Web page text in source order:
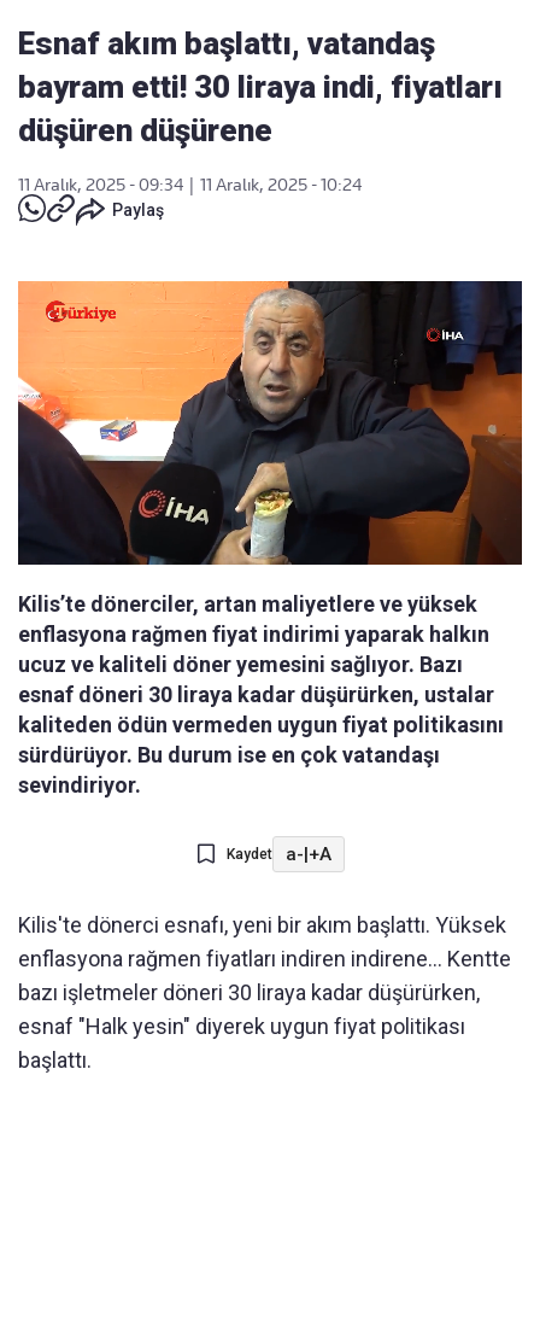
Esnaf akım başlattı, vatandaş
bayram etti! 30 liraya indi, fiyatları
düşüren düşürene
11 Aralık, 2025 - 09:34
11 Aralık, 2025 - 10:24
Paylaş
Kilis’te dönerciler, artan maliyetlere ve yüksek
enflasyona rağmen fiyat indirimi yaparak halkın
ucuz ve kaliteli döner yemesini sağlıyor. Bazı
esnaf döneri 30 liraya kadar düşürürken, ustalar
kaliteden ödün vermeden uygun fiyat politikasını
sürdürüyor. Bu durum ise en çok vatandaşı
sevindiriyor.
Kaydet a-|+A
Kilis'te dönerci esnafı, yeni bir akım başlattı. Yüksek
enflasyona rağmen fiyatları indiren indirene... Kentte
bazı işletmeler döneri 30 liraya kadar düşürürken,
esnaf "Halk yesin" diyerek uygun fiyat politikası
başlattı.